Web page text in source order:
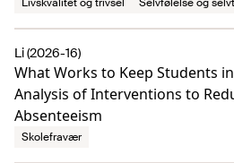
What Works to Keep Students
Analysis of Interventions to
Absenteeism
Li (2026-16)
Skolefravær